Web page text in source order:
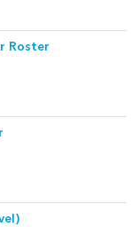
Roster